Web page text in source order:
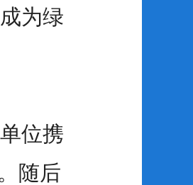
为绿
位携
随后